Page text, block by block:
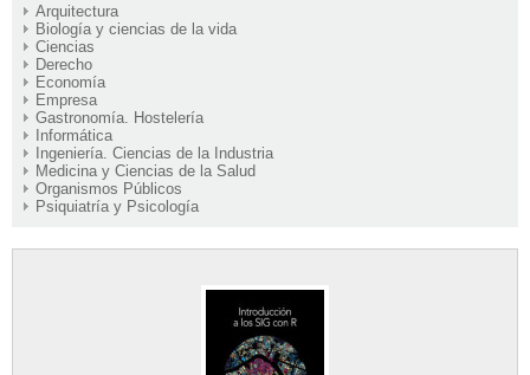
Arquitectura
Biología y ciencias de la vida
Ciencias
Derecho
Economía
Empresa
Gastronomía. Hostelería
Informática
Ingeniería. Ciencias de la Industria
Medicina y Ciencias de la Salud
Organismos Públicos
Psiquiatría y Psicología